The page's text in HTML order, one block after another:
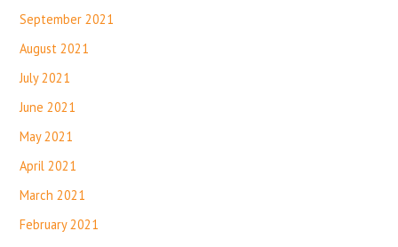
September 2021
August 2021
July 2021
June 2021
May 2021
April 2021
March 2021
February 2021